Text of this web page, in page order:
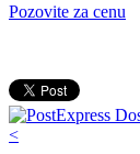
Pozovite za cenu
<